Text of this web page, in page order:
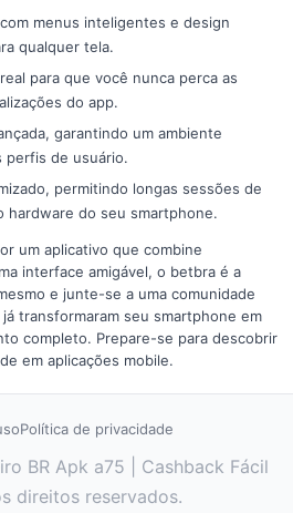
menus inteligentes e design
qualquer tela.
para que você nunca perca as
do app.
garantindo um ambiente
perfis de usuário.
permitindo longas sessões de
hardware do seu smartphone.
um aplicativo que combine
interface amigável, o betbra é a
e junte-se a uma comunidade
transformaram seu smartphone em
completo. Prepare-se para descobrir
em aplicações mobile.
Política de privacidade
BR Apk a75 | Cashback Fácil
direitos reservados.